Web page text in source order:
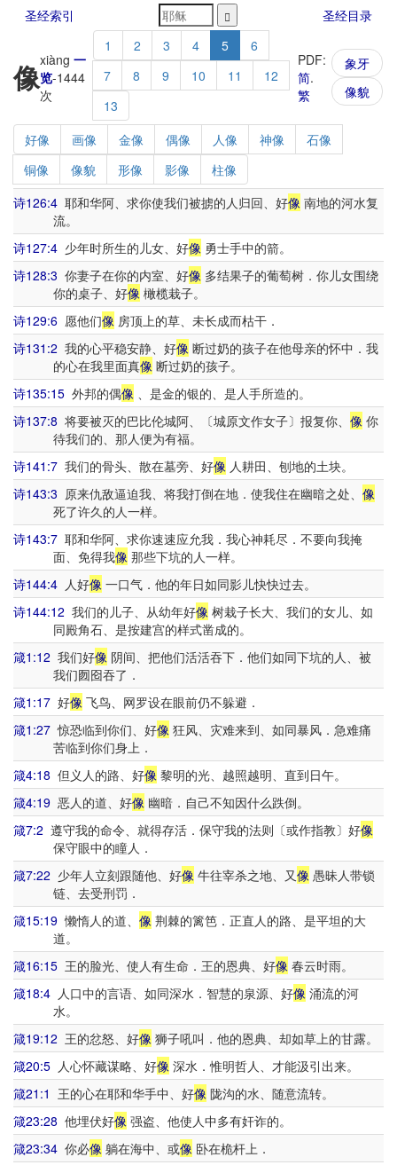
圣经索引 圣经目录
像xiàng 一
览-1444
次
1 2 3 4 5
6
7
8 9 10 11
12
13
PDF:
简.
繁
象牙
像貌
好像 画像 金像 偶像 人像 神像
石像
铜像
像貌 形像 影像
柱像
诗126:4 耶和华阿、求你使我们被掳的人归回、好像 南地的河水复
流。
诗127:4 少年时所生的儿女、好像 勇士手中的箭。
诗128:3 你妻子在你的内室、好像 多结果子的葡萄树．你儿女围绕
你的桌子、好像橄榄栽子。
诗129:6 愿他们像 房顶上的草、未长成而枯干．
诗131:2 我的心平稳安静、好像 断过奶的孩子在他母亲的怀中．我
的心在我里面真像断过奶的孩子。
诗135:15 外邦的偶像 、是金的银的、是人手所造的。
诗137:8 将要被灭的巴比伦城阿、〔城原文作女子〕报复你、 像 你
待我们的、那人便为有福。
诗141:7 我们的骨头、散在墓旁、好像 人耕田、刨地的土块。
诗143:3 原来仇敌逼迫我、将我打倒在地．使我住在幽暗之处、 像
死了许久的人一样。
诗143:7 耶和华阿、求你速速应允我．我心神耗尽．不要向我掩
面、免得我像那些下坑的人一样。
诗144:4 人好像 一口气．他的年日如同影儿快快过去。
诗144:12 我们的儿子、从幼年好像 树栽子长大、我们的女儿、如
同殿角石、是按建宫的样式凿成的。
箴1:12 我们好像 阴间、把他们活活吞下．他们如同下坑的人、被
我们囫囵吞了．
箴1:17 好像 飞鸟、网罗设在眼前仍不躲避．
箴1:27 惊恐临到你们、好像 狂风、灾难来到、如同暴风．急难痛
苦临到你们身上．
箴4:18 但义人的路、好像 黎明的光、越照越明、直到日午。
箴4:19 恶人的道、好像 幽暗．自己不知因什么跌倒。
箴7:2 遵守我的命令、就得存活．保守我的法则〔或作指教〕好像
保守眼中的瞳人．
箴7:22 少年人立刻跟随他、好像 牛往宰杀之地、又像 愚昧人带锁
链、去受刑罚．
箴15:19 懒惰人的道、 像 荆棘的篱笆．正直人的路、是平坦的大
道。
箴16:15 王的脸光、使人有生命．王的恩典、好像 春云时雨。
箴18:4 人口中的言语、如同深水．智慧的泉源、好像 涌流的河
水。
箴19:12 王的忿怒、好像 狮子吼叫．他的恩典、却如草上的甘露。
箴20:5 人心怀藏谋略、好像 深水．惟明哲人、才能汲引出来。
箴21:1 王的心在耶和华手中、好像 陇沟的水、随意流转。
箴23:28 他埋伏好像 强盗、他使人中多有奸诈的。
箴23:34 你必像 躺在海中、或像 卧在桅杆上．